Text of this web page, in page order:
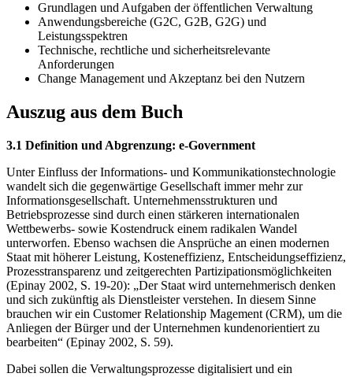
Grundlagen und Aufgaben der öffentlichen Verwaltung
Anwendungsbereiche (G2C, G2B, G2G) und
Leistungsspektren
Technische, rechtliche und sicherheitsrelevante
Anforderungen
Change Management und Akzeptanz bei den Nutzern
Auszug aus dem Buch
3.1 Definition und Abgrenzung: e-Government
Unter Einfluss der Informations- und Kommunikationstechnologie
wandelt sich die gegenwärtige Gesellschaft immer mehr zur
Informationsgesellschaft. Unternehmensstrukturen und
Betriebsprozesse sind durch einen stärkeren internationalen
Wettbewerbs- sowie Kostendruck einem radikalen Wandel
unterworfen. Ebenso wachsen die Ansprüche an einen modernen
Staat mit höherer Leistung, Kosteneffizienz, Entscheidungseffizienz,
Prozesstransparenz und zeitgerechten Partizipationsmöglichkeiten
(Epinay 2002, S. 19-20): „Der Staat wird unternehmerisch denken
und sich zukünftig als Dienstleister verstehen. In diesem Sinne
brauchen wir ein Customer Relationship Magement (CRM), um die
Anliegen der Bürger und der Unternehmen kundenorientiert zu
bearbeiten“ (Epinay 2002, S. 59).
Dabei sollen die Verwaltungsprozesse digitalisiert und ein